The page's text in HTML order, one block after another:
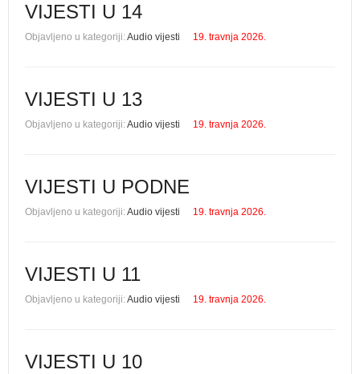
VIJESTI U 14
Objavljeno u kategoriji:Audio vijesti 19. travnja 2026.
VIJESTI U 13
Objavljeno u kategoriji:Audio vijesti 19. travnja 2026.
VIJESTI U PODNE
Objavljeno u kategoriji:Audio vijesti 19. travnja 2026.
VIJESTI U 11
Objavljeno u kategoriji:Audio vijesti 19. travnja 2026.
VIJESTI U 10